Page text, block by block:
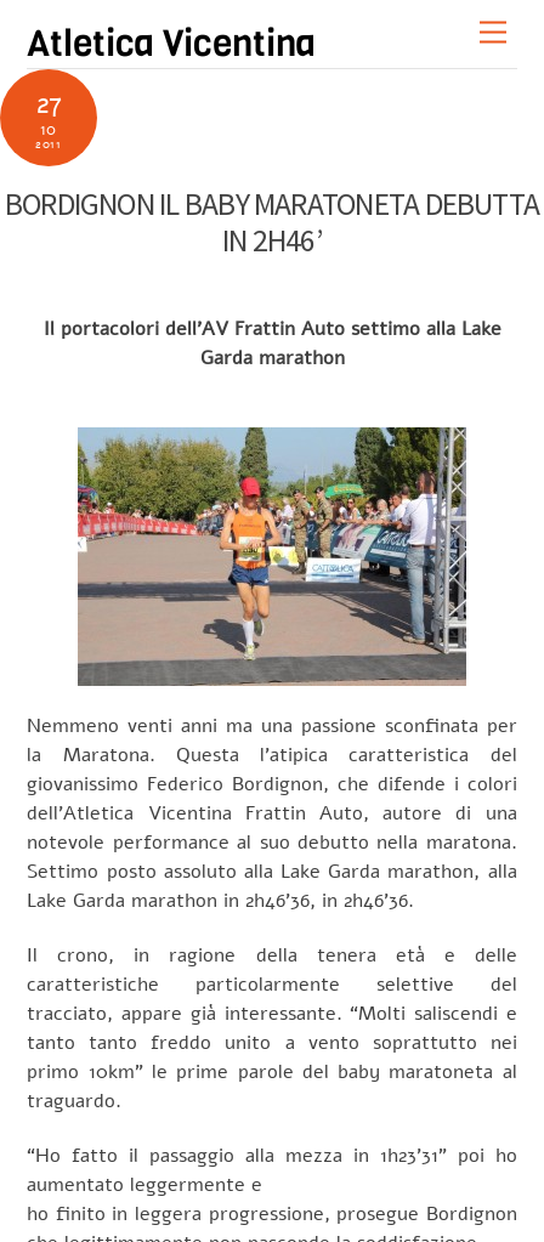
content
Atletica Vicentina
27
10
2011
BORDIGNON IL BABY MARATONETA DEBUTTA
IN 2H46’
Il portacolori dell’AV Frattin Auto settimo alla Lake
Garda marathon
Nemmeno venti anni ma una passione sconfinata per
la Maratona. Questa l’atipica caratteristica del
giovanissimo Federico Bordignon, che difende i colori
dell’Atletica Vicentina Frattin Auto, autore di una
notevole performance al suo debutto nella maratona.
Settimo posto assoluto alla Lake Garda marathon, alla
Lake Garda marathon in 2h46’36, in 2h46’36.
Il crono, in ragione della tenera età e delle
caratteristiche particolarmente selettive del
tracciato, appare già interessante. “Molti saliscendi e
tanto tanto freddo unito a vento soprattutto nei
primo 10km” le prime parole del baby maratoneta al
traguardo.
“Ho fatto il passaggio alla mezza in 1h23’31” poi ho
aumentato leggermente e
ho finito in leggera progressione, prosegue Bordignon